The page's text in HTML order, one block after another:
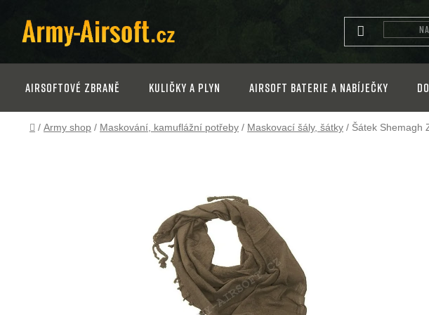
obsah
Airsoftové zbraně Kuličky a plyn Airsoft baterie a nabíječky
Domů
/ Army shop / Maskování, kamuflážní potřeby / Maskovací šály, šátky / Šátek Shemagh